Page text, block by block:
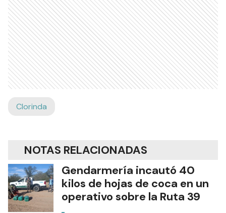
Clorinda
NOTAS RELACIONADAS
Gendarmería incautó 40
kilos de hojas de coca en un
operativo sobre la Ruta 39